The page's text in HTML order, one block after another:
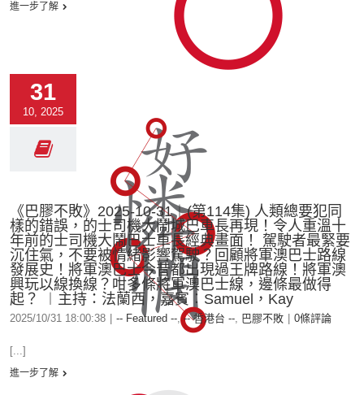
進一步了解
31
10, 2025
《巴膠不敗》2025-10-31︱(第114集) 人類總要犯同
樣的錯誤，的士司機大鬧城巴車長再現！令人重溫十
年前的士司機大鬧巴士車長經典畫面！ 駕駛者最緊要
沉住氣，不要被情緒影響駕駛？回顧將軍澳巴士路線
發展史！將軍澳巴士今昔都出現過王牌路線！將軍澳
興玩以線換線？咁多條將軍澳巴士線，邊條最做得
起？ ︱主持：法蘭西，嘉賓︰Samuel，Kay
2025/10/31 18:00:38 -- Featured --,-- 香港台 --, 巴膠不敗 0條評論
[...]
進一步了解